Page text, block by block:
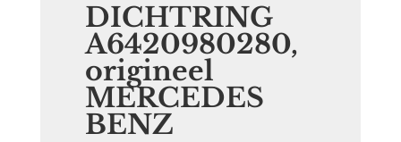
DICHTRING
A6420980280,
origineel
MERCEDES
BENZ